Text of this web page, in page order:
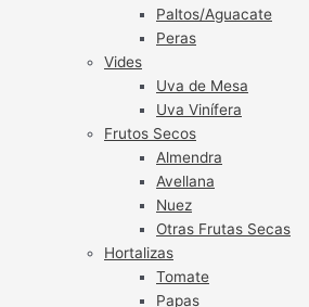
Paltos/Aguacate
Peras
Vides
Uva de Mesa
Uva Vinífera
Frutos Secos
Almendra
Avellana
Nuez
Otras Frutas Secas
Hortalizas
Tomate
Papas